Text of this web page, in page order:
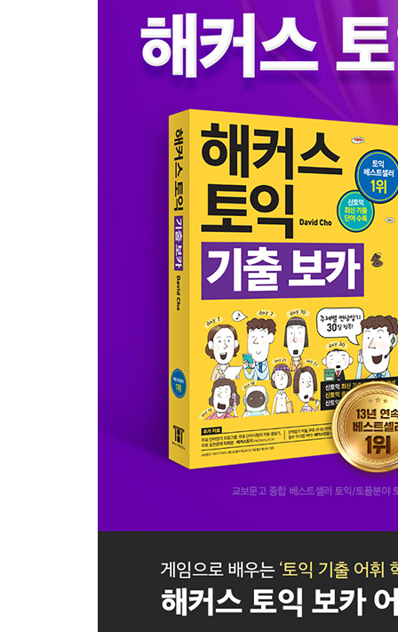
DAY 23 입장 바꿔 생각해본 워크숍 사원복지
DAY 24 승진이란 남용할 수 있는 권력을 가지게
DAY 25 심각한 교통 문제도 데이트를 막을 순 없다
DAY 26 은행 잔고와 효도는 반비례한다 은행
DAY 27 우정에 금이 간 투자 투자
DAY 28 낡은 집 vs. 클래식한 집, 생각하기 나름 건
DAY 29 좋은 곳에 가면 비가 와도 괜찮아? 환경
DAY 30 건강과 일, 선택 기로에 서다 건강
신토익 실전문제 3
신토익 필수 이디엄 표현 120